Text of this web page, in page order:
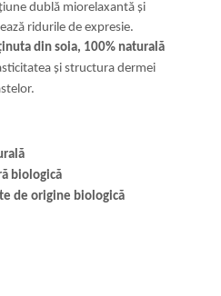
dublă miorelaxantă și
ridurile de expresie.
din soia, 100% naturală
și structura dermei
biologică
de origine biologică